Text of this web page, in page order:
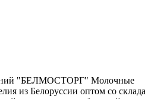
"БЕЛМОСТОРГ" Молочные
из Белоруссии оптом со склада